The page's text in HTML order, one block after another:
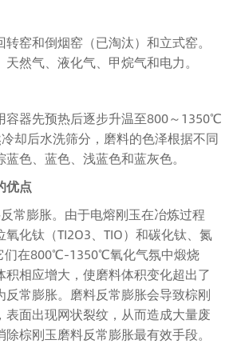
窑和倒烟窑（已淘汰）和立式窑。
然气、液化气、甲烷气和电力。
容器先预热后逐步升温至800～1350℃
却后水洗筛分，磨料的色泽根据不同
色、蓝色、浅蓝色和蓝灰色。
优点
常膨胀。由于电熔刚玉在冶炼过程
化钛（TI2O3、TIO）和碳化钛、氮
们在800℃-1350℃氧化气氛中煅烧
相应增大，使磨料体积变化超出了
常膨胀。磨料反常膨胀会导致棕刚
面出现网状裂纹，从而造成大量废
棕刚玉磨料反常膨胀最有效手段。